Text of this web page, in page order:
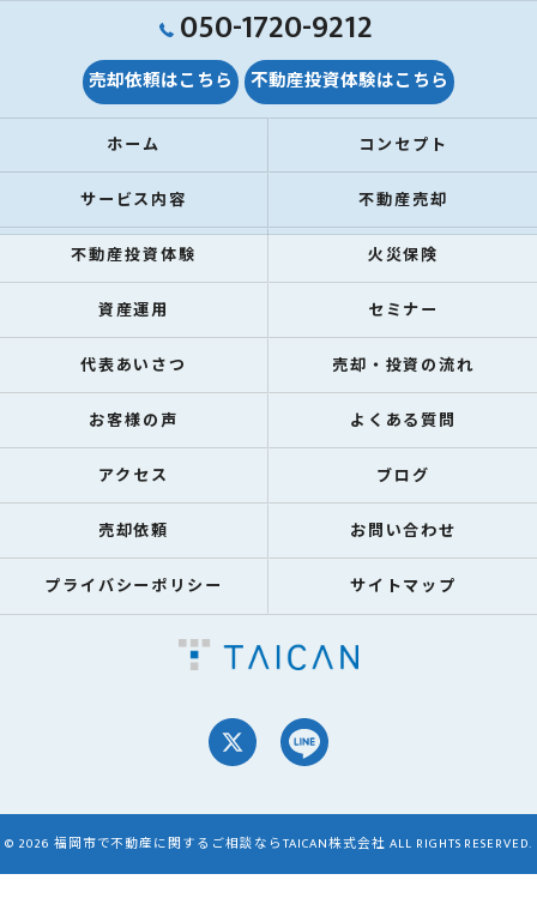
050-1720-9212
売却依頼はこちら 不動産投資体験はこちら
ホーム コンセプト
サービス内容 不動産売却
不動産投資体験 火災保険
資産運用 セミナー
代表あいさつ 売却・投資の流れ
お客様の声 よくある質問
アクセス ブログ
売却依頼 お問い合わせ
プライバシーポリシー サイトマップ
© 2026 福岡市で不動産に関するご相談ならTAICAN株式会社 ALL RIGHTS RESERVED.